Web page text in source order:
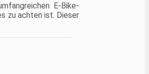
E-Bike-
zu achten ist. Dieser